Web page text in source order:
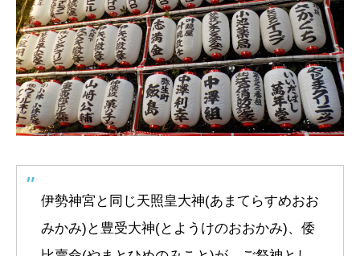
伊勢神宮と同じ天照皇大神(あまてらすめおお
みかみ)と豊受大神(とようけのおおかみ)、倭